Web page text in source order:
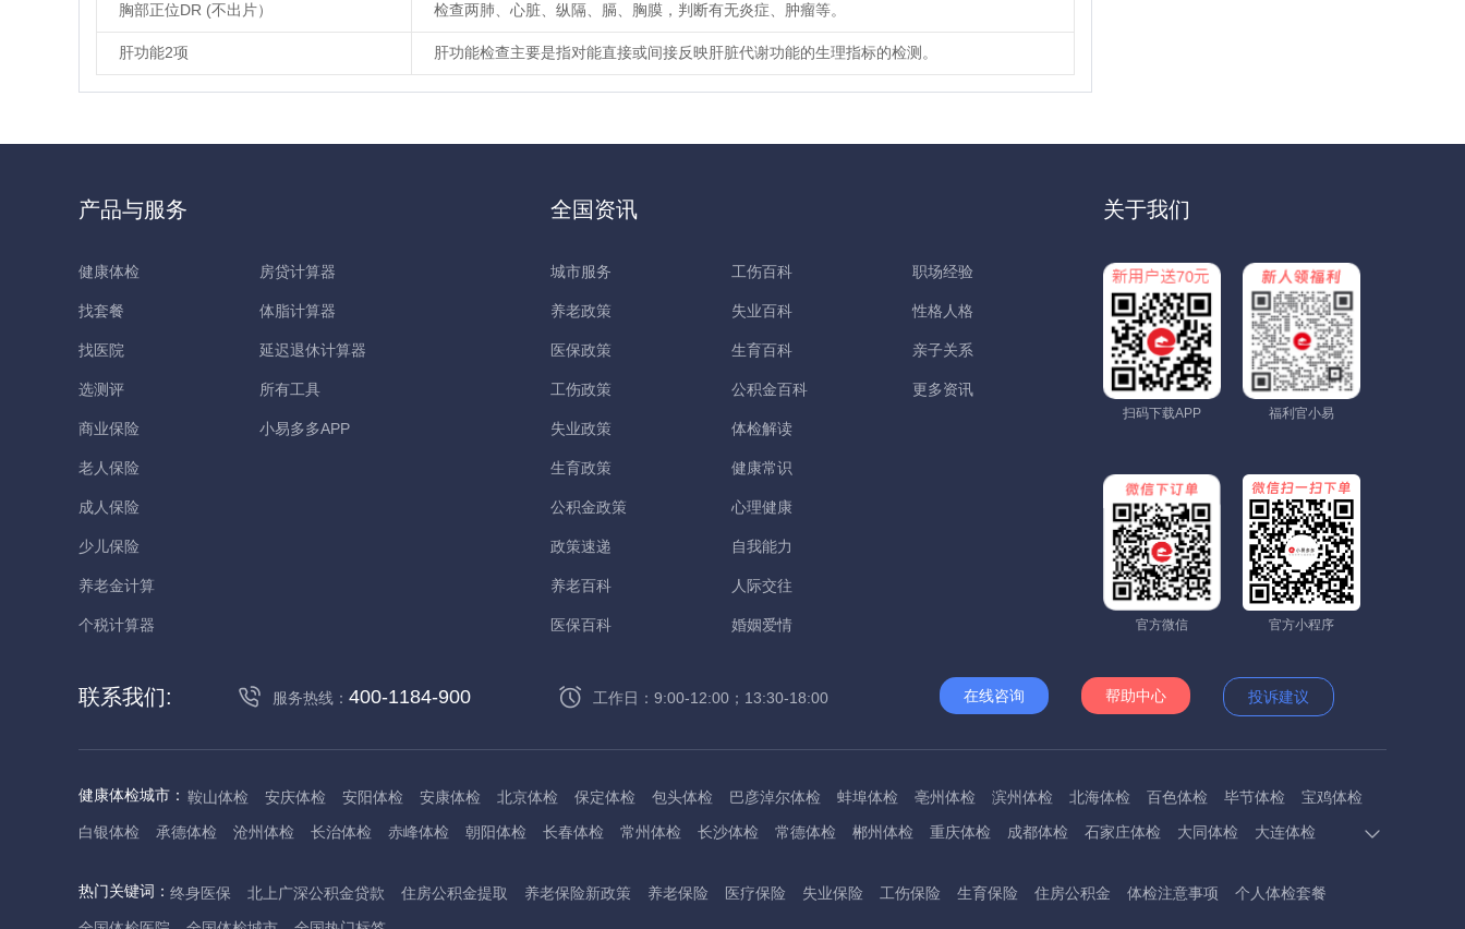
胸部正位DR (不出片） 检查两肺、心脏、纵隔、膈、胸膜，判断有无炎症、肿瘤等。
肝功能2项 肝功能检查主要是指对能直接或间接反映肝脏代谢功能的生理指标的检测。
产品与服务
健康体检
找套餐
找医院
选测评
商业保险
老人保险
成人保险
少儿保险
养老金计算
个税计算器
房贷计算器
体脂计算器
延迟退休计算器
所有工具
小易多多APP
全国资讯
城市服务
养老政策
医保政策
工伤政策
失业政策
生育政策
公积金政策
政策速递
养老百科
医保百科
工伤百科
失业百科
生育百科
公积金百科
体检解读
健康常识
心理健康
自我能力
人际交往
婚姻爱情
职场经验
性格人格
亲子关系
更多资讯
关于我们
扫码下载APP 福利官小易
官方微信 官方小程序
联系我们: 服务热线： 400-1184-900 工作日：9:00-12:00；13:30-18:00 在线咨询 帮助中心 投诉建议
健康体检城市： 鞍山体检 安庆体检 安阳体检 安康体检 北京体检 保定体检 包头体检 巴彦淖尔体检 蚌埠体检 亳州体检 滨州体检 北海体检 百色体检 毕节体检
宝鸡体检
白银体检
承德体检 沧州体检 长治体检 赤峰体检 朝阳体检 长春体检 常州体检 长沙体检 常德体检 郴州体检 重庆体检 成都体检 石家庄体检 大同体检
大连体检
抚州体检
佛山体检 防城港体检 赣州体检 广州体检 桂林体检 贵港体检 广元体检 贵阳体检 红河体检 邯郸体检 衡水体检 呼和浩特体检 呼伦贝尔体检
葫芦岛体检
热门关键词： 终身医保 北上广深公积金贷款 住房公积金提取 养老保险新政策 养老保险 医疗保险 失业保险 工伤保险 生育保险 住房公积金 体检注意事项
个人体检套餐